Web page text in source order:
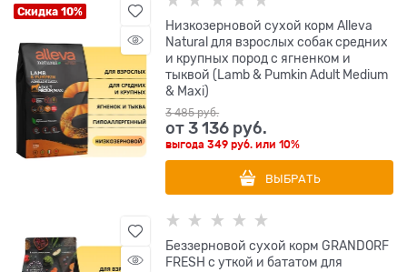
Скидка 10%
Низкозерновой сухой корм Alleva
Natural для взрослых собак средних
и крупных пород с ягненком и
тыквой (Lamb & Pumkin Adult Medium
& Maxi)
3 485 руб.
от3 136 руб.
выгода349 руб. или10%
ВЫБРАТЬ
Беззерновой сухой корм GRANDORF
FRESH с уткой и бататом для